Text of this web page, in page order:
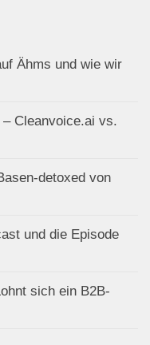
Ähms und wie wir
Cleanvoice.ai vs.
detoxed von
und die Episode
sich ein B2B-